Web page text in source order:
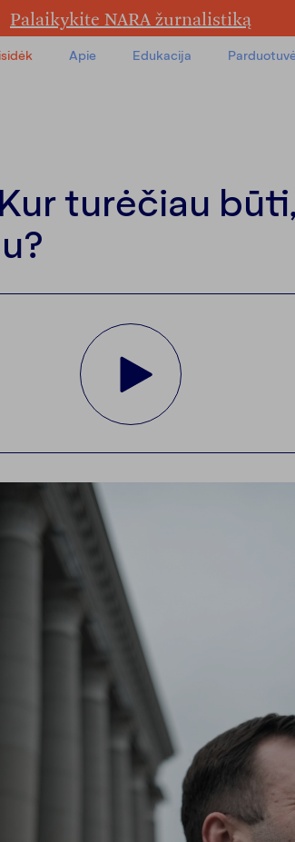
Palaikykite NARA žurnalistiką
Apie Edukacija
turėčiau